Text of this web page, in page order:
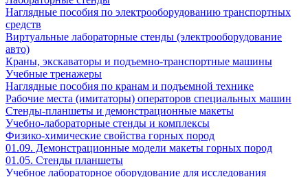
Наглядные пособия по электрооборудованию транспортных
средств
Виртуальные лабораторные стенды (электрооборудование
авто)
Краны, экскаваторы и подъемно-транспортные машины
Учебные тренажеры
Наглядные пособия по кранам и подъемной технике
Рабочие места (имитаторы) операторов специальных машин
Стенды-планшеты и демонстрационные макеты
Учебно-лабораторные стенды и комплексы
Физико-химические свойства горных пород
01.09. Демонстрационные модели макеты горных пород
01.05. Стенды планшеты
Учебное лабораторное оборудование для исследования